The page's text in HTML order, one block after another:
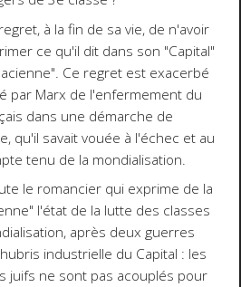
à la fin de sa vie, de n'avoir
ce qu'il dit dans son "Capital"
Ce regret est exacerbé
par Marx de l'enfermement du
dans une démarche de
qu'il savait vouée à l'échec et au
tenu de la mondialisation.
le romancier qui exprime de la
l'état de la lutte des classes
après deux guerres
industrielle du Capital : les
juifs ne sont pas acouplés pour